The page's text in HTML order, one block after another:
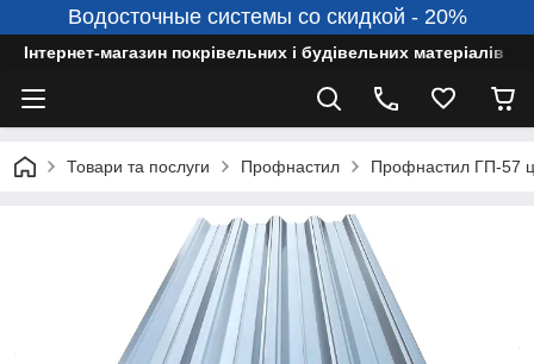
Водосточные системы со скидкой - 20%
Інтернет-магазин покрівельних і будівельних матеріалів
Товари та послуги Профнастил Профнастил ГП-57